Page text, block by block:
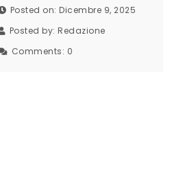
Posted on: Dicembre 9, 2025
Posted by: Redazione
Comments: 0